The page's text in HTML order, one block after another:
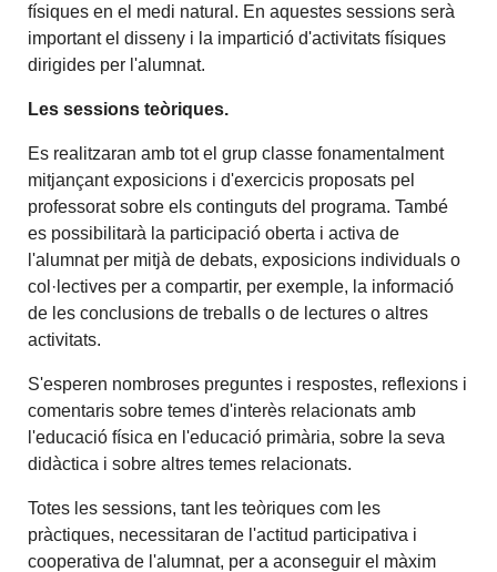
físiques en el medi natural. En aquestes sessions serà
important el disseny i la impartició d'activitats físiques
dirigides per l'alumnat.
Les sessions teòriques.
Es realitzaran amb tot el grup classe fonamentalment
mitjançant exposicions i d'exercicis proposats pel
professorat sobre els continguts del programa. També
es possibilitarà la participació oberta i activa de
l'alumnat per mitjà de debats, exposicions individuals o
col·lectives per a compartir, per exemple, la informació
de les conclusions de treballs o de lectures o altres
activitats.
S'esperen nombroses preguntes i respostes, reflexions i
comentaris sobre temes d'interès relacionats amb
l'educació física en l'educació primària, sobre la seva
didàctica i sobre altres temes relacionats.
Totes les sessions, tant les teòriques com les
pràctiques, necessitaran de l'actitud participativa i
cooperativa de l'alumnat, per a aconseguir el màxim